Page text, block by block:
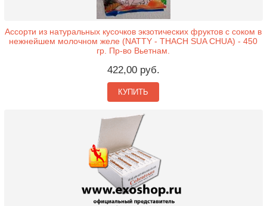
Ассорти из натуральных кусочков экзотических фруктов с соком в
нежнейшем молочном желе (NATTY - THACH SUA CHUA) - 450
гр. Пр-во Вьетнам.
422,00 руб.
КУПИТЬ